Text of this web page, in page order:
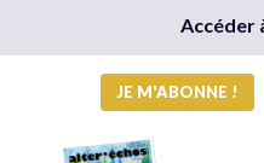
Accéder
JE M'ABONNE !